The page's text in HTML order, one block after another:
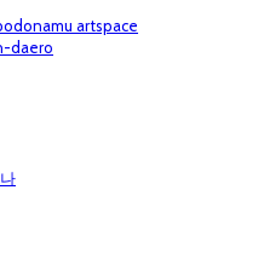
artspace
daero